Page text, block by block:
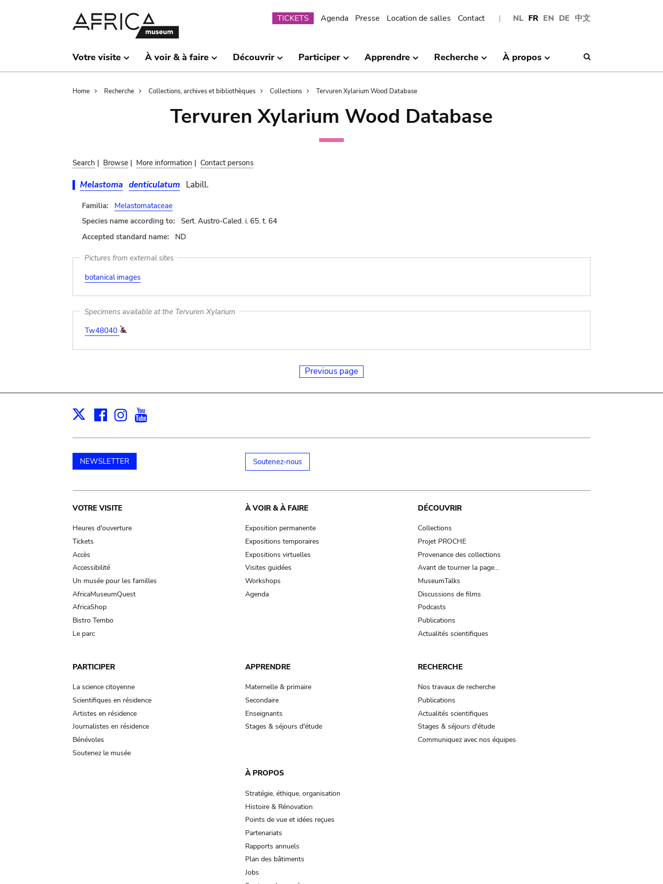
NL FR EN DE 中文
Submenu
TICKETS Agenda Presse Location de salles Contact
Votre visite À voir & à faire Découvrir Participer Apprendre Recherche À propos
Breadcrumb
Home Recherche Collections, archives et bibliothèques Collections Tervuren Xylarium Wood Database
Tervuren Xylarium Wood Database
Search | Browse | More information | Contact persons
Melastoma denticulatum Labill.
Familia:
Melastomataceae
Species name according to:
Sert. Austro-Caled. i. 65. t. 64
Accepted standard name:
ND
Pictures from external sites
botanical images
Specimens available at the Tervuren Xylarium
Tw48040
Previous page
X Facebook
Instagram
NEWSLETTER Soutenez-nous
Main
navigation
VOTRE VISITE
Heures d'ouverture
Tickets
Accès
Accessibilité
Un musée pour les familles
AfricaMuseumQuest
AfricaShop
Bistro Tembo
Le parc
À VOIR & À FAIRE
Exposition permanente
Expositions temporaires
Expositions virtuelles
Visites guidées
Workshops
Agenda
DÉCOUVRIR
Collections
Projet PROCHE
Provenance des collections
Avant de tourner la page…
MuseumTalks
Discussions de films
Podcasts
Publications
Actualités scientifiques
PARTICIPER
La science citoyenne
Scientifiques en résidence
Artistes en résidence
Journalistes en résidence
Bénévoles
Soutenez le musée
APPRENDRE
Maternelle & primaire
Secondaire
Enseignants
Stages & séjours d'étude
RECHERCHE
Nos travaux de recherche
Publications
Actualités scientifiques
Stages & séjours d'étude
Communiquez avec nos équipes
À PROPOS
Stratégie, éthique, organisation
Histoire & Rénovation
Points de vue et idées reçues
Partenariats
Rapports annuels
Plan des bâtiments
Jobs